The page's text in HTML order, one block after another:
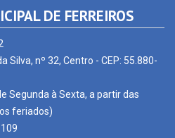
Segunda à Sexta, a partir das